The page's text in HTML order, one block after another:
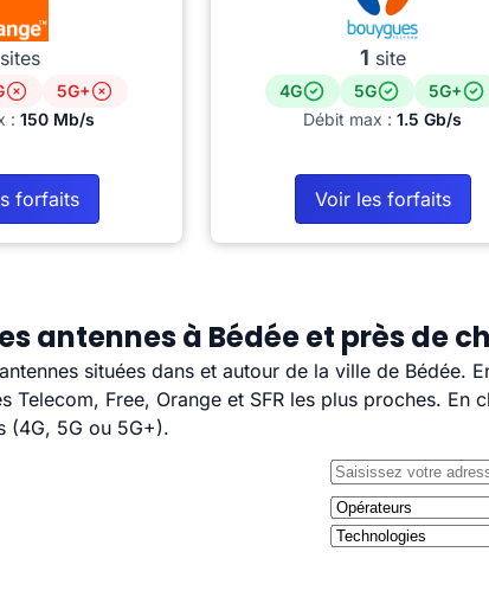
sites
5G+
: 150 Mb/s
forfaits
1 site
4G 5G
5G+
Débit max : 1.5 Gb/s
Voir les forfaits
antennes à Bédée et près de
situées dans et autour de la ville de Bédée.
Telecom, Free, Orange et SFR les plus proches.
(4G, 5G ou 5G+).